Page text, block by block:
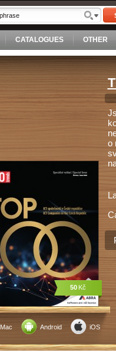
CATALOGUES OTHER
Android iOS
50 Kč
o